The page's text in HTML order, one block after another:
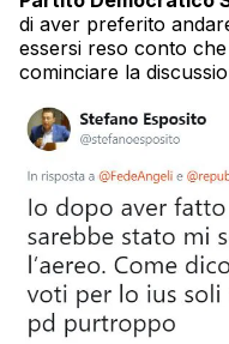
di aver preferito
essersi reso conto
cominciare la